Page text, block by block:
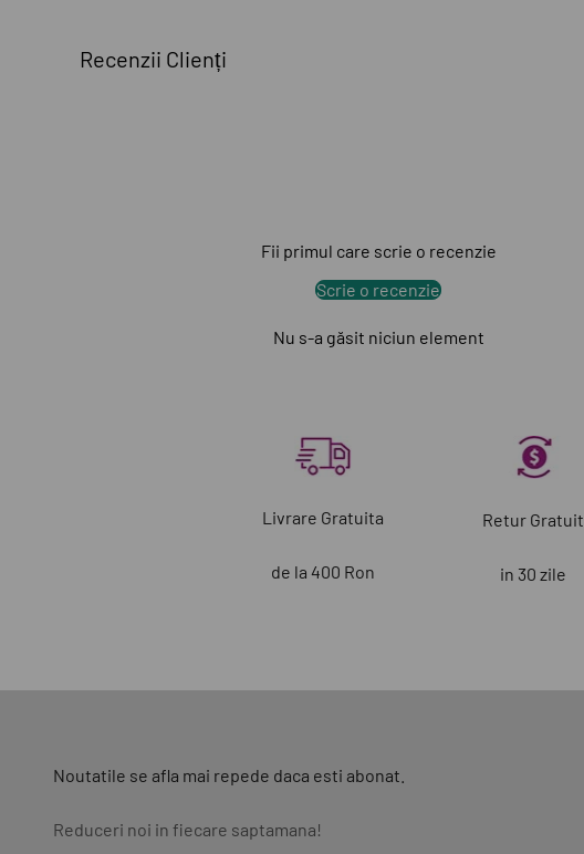
Recenzii Clienți
Fii primul care scrie o recenzie
Scrie o recenzie
Nu s-a găsit niciun element
Livrare Gratuita
de la 400 Ron
Retur Gratuit
in 30 zile
Noutatile se afla mai repede daca esti abonat.
Reduceri noi in fiecare saptamana!